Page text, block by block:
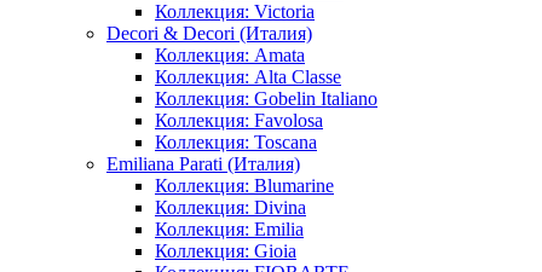
Коллекция: Victoria
Decori & Decori (Италия)
Коллекция: Amata
Коллекция: Alta Classe
Коллекция: Gobelin Italiano
Коллекция: Favolosa
Коллекция: Toscana
Emiliana Parati (Италия)
Коллекция: Blumarine
Коллекция: Divina
Коллекция: Emilia
Коллекция: Gioia